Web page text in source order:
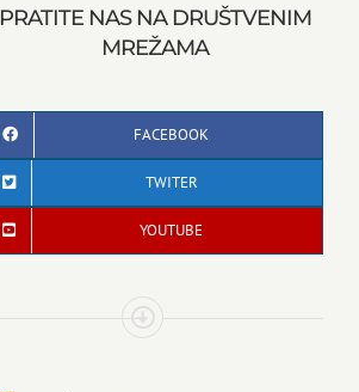
PRATITE NAS NA DRUŠTVENIM
MREŽAMA
FACEBOOK
TWITER
YOUTUBE